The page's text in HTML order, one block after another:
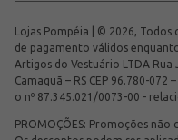
Lojas Pompéia | © 2026, Todos
de pagamento válidos
Artigos do Vestuário LTDA Rua
Camaquã – RS CEP 96.780-072
o nº 87.345.021/0073-00 -
PROMOÇÕES: Promoções